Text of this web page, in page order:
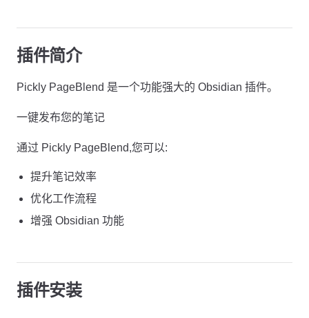
插件简介
Pickly PageBlend 是一个功能强大的 Obsidian 插件。
一键发布您的笔记
通过 Pickly PageBlend,您可以:
提升笔记效率
优化工作流程
增强 Obsidian 功能
插件安装